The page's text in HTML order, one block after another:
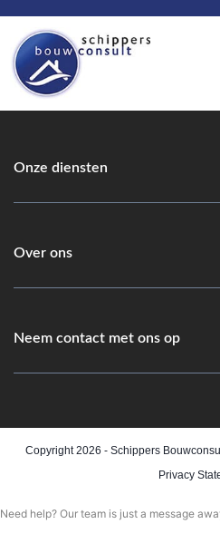
Onze diensten
Over ons
Neem contact met ons op
Copyright 2026 - Schippers
Privacy
Need help? Our team is just a message